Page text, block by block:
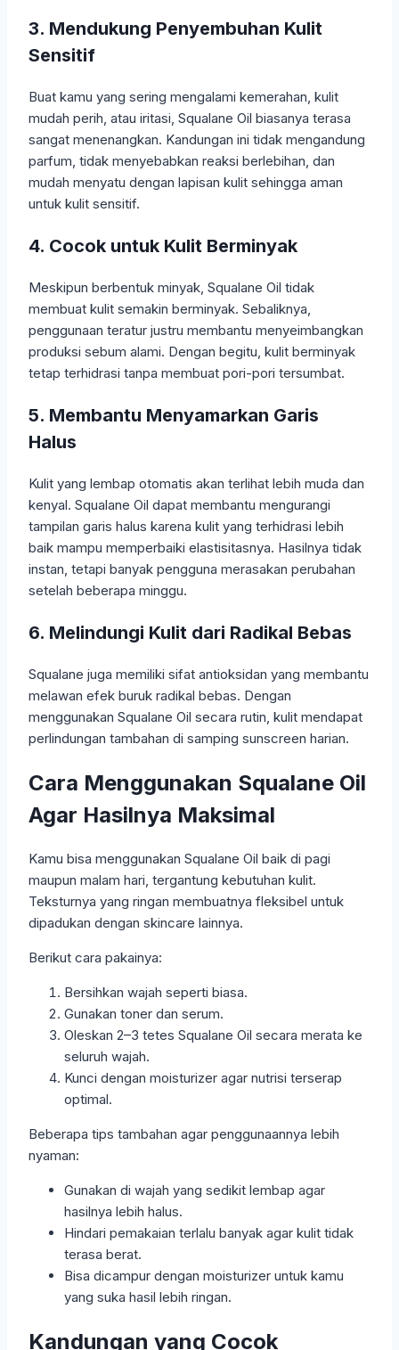
3. Mendukung Penyembuhan Kulit
Sensitif
Buat kamu yang sering mengalami kemerahan, kulit
mudah perih, atau iritasi, Squalane Oil biasanya terasa
sangat menenangkan. Kandungan ini tidak mengandung
parfum, tidak menyebabkan reaksi berlebihan, dan
mudah menyatu dengan lapisan kulit sehingga aman
untuk kulit sensitif.
4. Cocok untuk Kulit Berminyak
Meskipun berbentuk minyak, Squalane Oil tidak
membuat kulit semakin berminyak. Sebaliknya,
penggunaan teratur justru membantu menyeimbangkan
produksi sebum alami. Dengan begitu, kulit berminyak
tetap terhidrasi tanpa membuat pori-pori tersumbat.
5. Membantu Menyamarkan Garis
Halus
Kulit yang lembap otomatis akan terlihat lebih muda dan
kenyal. Squalane Oil dapat membantu mengurangi
tampilan garis halus karena kulit yang terhidrasi lebih
baik mampu memperbaiki elastisitasnya. Hasilnya tidak
instan, tetapi banyak pengguna merasakan perubahan
setelah beberapa minggu.
6. Melindungi Kulit dari Radikal Bebas
Squalane juga memiliki sifat antioksidan yang membantu
melawan efek buruk radikal bebas. Dengan
menggunakan Squalane Oil secara rutin, kulit mendapat
perlindungan tambahan di samping sunscreen harian.
Cara Menggunakan Squalane Oil
Agar Hasilnya Maksimal
Kamu bisa menggunakan Squalane Oil baik di pagi
maupun malam hari, tergantung kebutuhan kulit.
Teksturnya yang ringan membuatnya fleksibel untuk
dipadukan dengan skincare lainnya.
Berikut cara pakainya:
Bersihkan wajah seperti biasa.
Gunakan toner dan serum.
Oleskan 2–3 tetes Squalane Oil secara merata ke
seluruh wajah.
Kunci dengan moisturizer agar nutrisi terserap
optimal.
Beberapa tips tambahan agar penggunaannya lebih
nyaman:
Gunakan di wajah yang sedikit lembap agar
hasilnya lebih halus.
Hindari pemakaian terlalu banyak agar kulit tidak
terasa berat.
Bisa dicampur dengan moisturizer untuk kamu
yang suka hasil lebih ringan.
Kandungan yang Cocok